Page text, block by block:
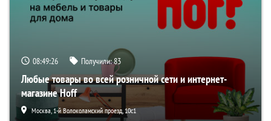
08:49:25 Получили:83
Любые товары во всей розничной сети и интернет-
магазине Hoff
Москва, 1-й Волоколамский проезд, 10с1